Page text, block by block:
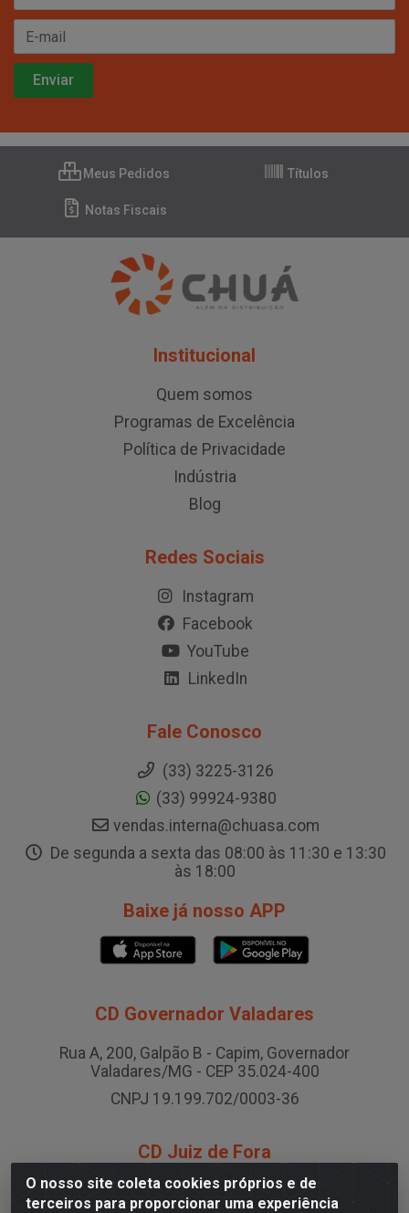
O nosso site coleta cookies próprios e de
terceiros para proporcionar uma experiência
Meus Pedidos Títulos
Notas Fiscais
Institucional
Quem somos
Programas de Excelência
Política de Privacidade
Indústria
Blog
Redes Sociais
Instagram
Facebook
YouTube
LinkedIn
Fale Conosco
(33) 3225-3126
(33) 99924-9380
vendas.interna@chuasa.com
De segunda a sexta das 08:00 às 11:30 e 13:30
às 18:00
Baixe já nosso APP
CD Governador Valadares
Rua A, 200, Galpão B - Capim, Governador
Valadares/MG - CEP 35.024-400
CNPJ 19.199.702/0003-36
CD Juiz de Fora
Rodovia BR-040 , Nº 0, Área B2 Condominio Brasil LOG
- São Pedro, Juiz de Fora/MG